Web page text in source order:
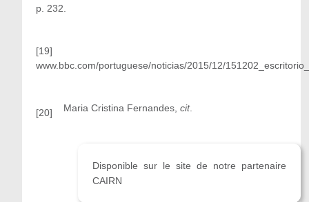
p. 232.
[19]
www.bbc.com/portuguese/noticias/2015/12/
[20] Maria Cristina Fernandes, cit.
Disponible sur le site de notre partenaire
CAIRN